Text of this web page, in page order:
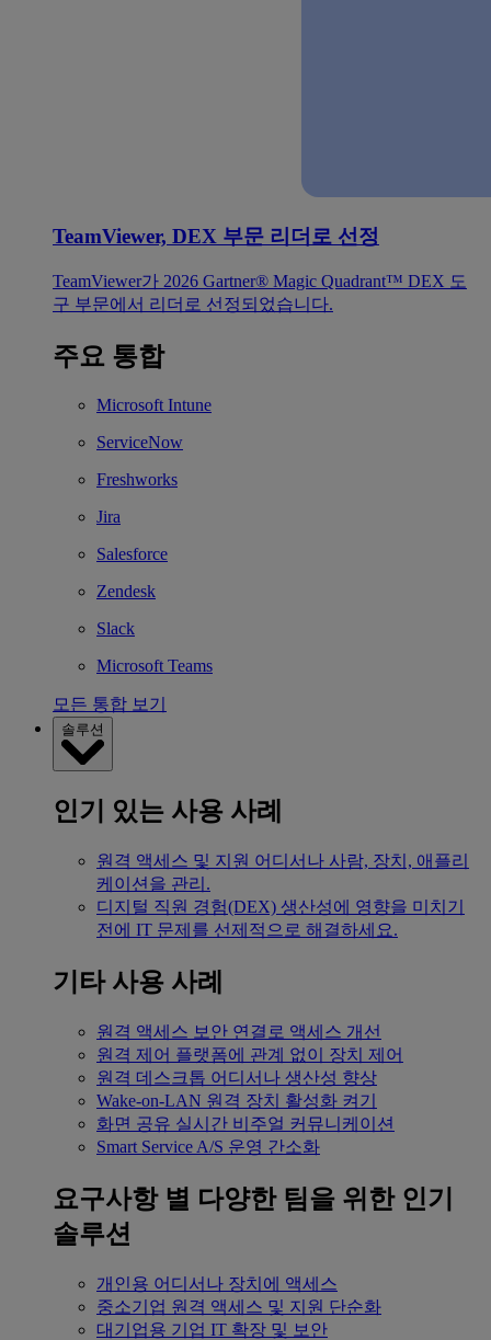
TeamViewer, DEX 부문 리더로 선정
TeamViewer가 2026 Gartner® Magic Quadrant™ DEX 도
구 부문에서 리더로 선정되었습니다.
주요 통합
Microsoft Intune
ServiceNow
Freshworks
Jira
Salesforce
Zendesk
Slack
Microsoft Teams
모든 통합 보기
솔루션
인기 있는 사용 사례
원격 액세스 및 지원 어디서나 사람, 장치, 애플리
케이션을 관리.
디지털 직원 경험(DEX) 생산성에 영향을 미치기
전에 IT 문제를 선제적으로 해결하세요.
기타 사용 사례
원격 액세스 보안 연결로 액세스 개선
원격 제어 플랫폼에 관계 없이 장치 제어
원격 데스크톱 어디서나 생산성 향상
Wake-on-LAN 원격 장치 활성화 켜기
화면 공유 실시간 비주얼 커뮤니케이션
Smart Service A/S 운영 간소화
요구사항 별 다양한 팀을 위한 인기
솔루션
개인용 어디서나 장치에 액세스
중소기업 원격 액세스 및 지원 단순화
대기업용 기업 IT 확장 및 보안